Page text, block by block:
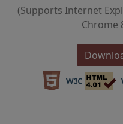
(Supports Internet
Chrome